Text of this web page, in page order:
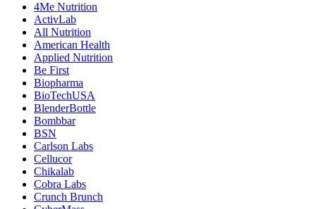
4Me Nutrition
ActivLab
All Nutrition
American Health
Applied Nutrition
Be First
Biopharma
BioTechUSA
BlenderBottle
Bombbar
BSN
Carlson Labs
Cellucor
Chikalab
Cobra Labs
Crunch Brunch